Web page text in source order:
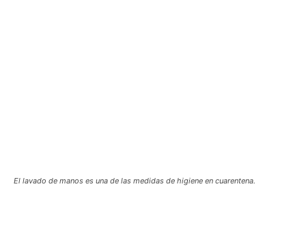
El lavado de manos es una de las medidas de higiene en cuarentena.